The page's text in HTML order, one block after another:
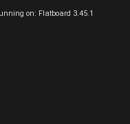
on: Flatboard 3.45.1